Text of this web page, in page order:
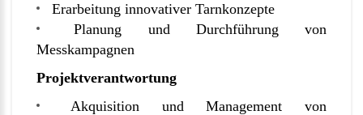
Erarbeitung innovativer Tarnkonzepte
Planung und Durchführung von
Messkampagnen
Projektverantwortung
Akquisition und Management von